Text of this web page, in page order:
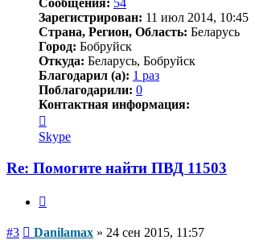
Сообщения: 54
Зарегистрирован: 11 июл 2014, 10:45
Страна, Регион, Область: Беларусь
Город: Бобруйск
Откуда: Беларусь, Бобруйск
Благодарил (а): 1 раз
Поблагодарили: 0
Контактная информация:
информация
пользователя
Skype
Re: Помогите найти ПВД 11503
#3 Сообщение
Danilamax » 24 сен 2015, 11:57